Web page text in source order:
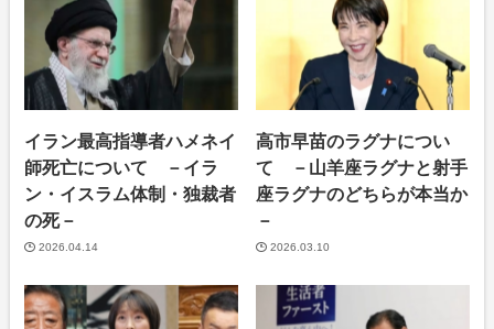
イラン最高指導者ハメネイ
師死亡について －イラ
ン・イスラム体制・独裁者
の死－
2026.04.14
高市早苗のラグナについ
て －山羊座ラグナと射手
座ラグナのどちらが本当か
－
2026.03.10